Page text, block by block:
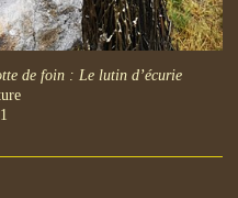
de foin : Le lutin d’écurie